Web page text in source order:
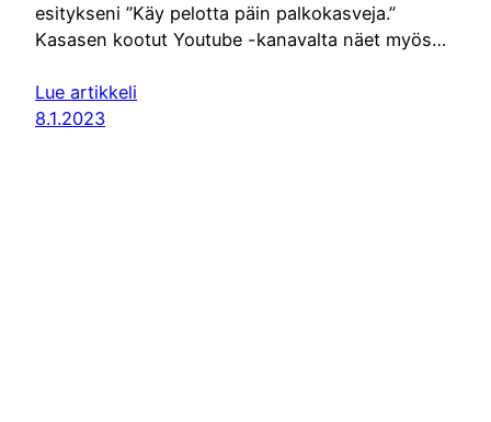
esitykseni ”Käy pelotta päin palkokasveja.”
Kasasen kootut Youtube -kanavalta näet myös…
Lue artikkeli
8.1.2023